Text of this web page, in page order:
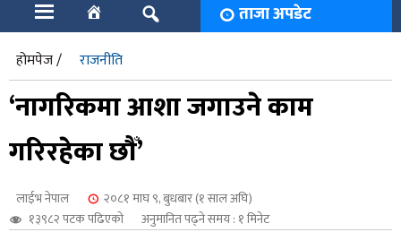
ताजा अपडेट
होमपेज / राजनीति
‘नागरिकमा आशा जगाउने काम
गरिरहेका छौँ’
लाईभ नेपाल
२०८१ माघ ९, बुधबार (१ साल अघि)
१३९८२ पटक पढिएको
अनुमानित पढ्ने समय : १ मिनेट